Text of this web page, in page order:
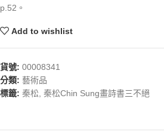
p.52。
Add to wishlist
貨號: 00008341
分類: 藝術品
標籤: 秦松 秦松Chin Sung畫詩書三不絕